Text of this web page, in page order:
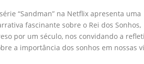
“Sandman” na Netflix apresenta uma
fascinante sobre o Rei dos Sonhos,
por um século, nos convidando a
a importância dos sonhos em nossas